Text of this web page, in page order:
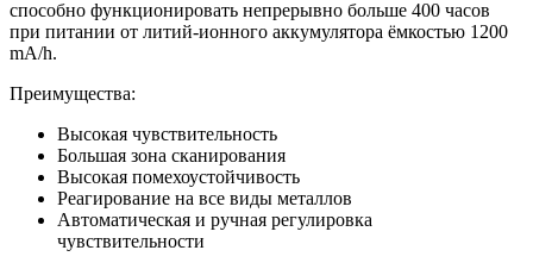
способно функционировать непрерывно больше 400 часов
при питании от литий-ионного аккумулятора ёмкостью 1200
mA/h.
Преимущества:
Высокая чувствительность
Большая зона сканирования
Высокая помехоустойчивость
Реагирование на все виды металлов
Автоматическая и ручная регулировка
чувствительности